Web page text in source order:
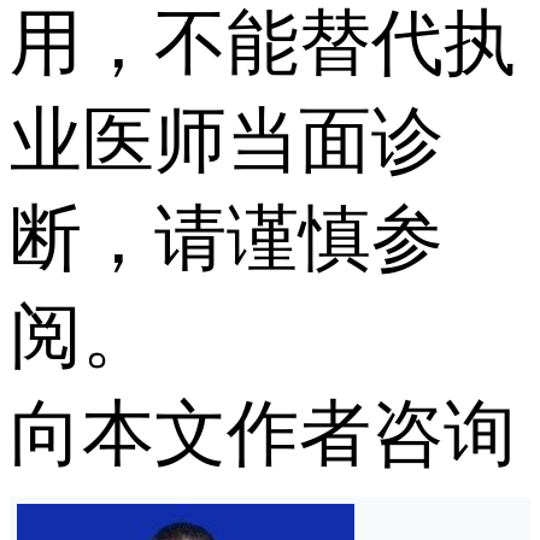
用，不能替代执
业医师当面诊
断，请谨慎参
阅。
向本文作者咨询